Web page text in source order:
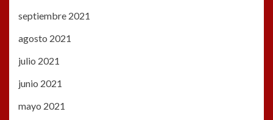
septiembre 2021
agosto 2021
julio 2021
junio 2021
mayo 2021